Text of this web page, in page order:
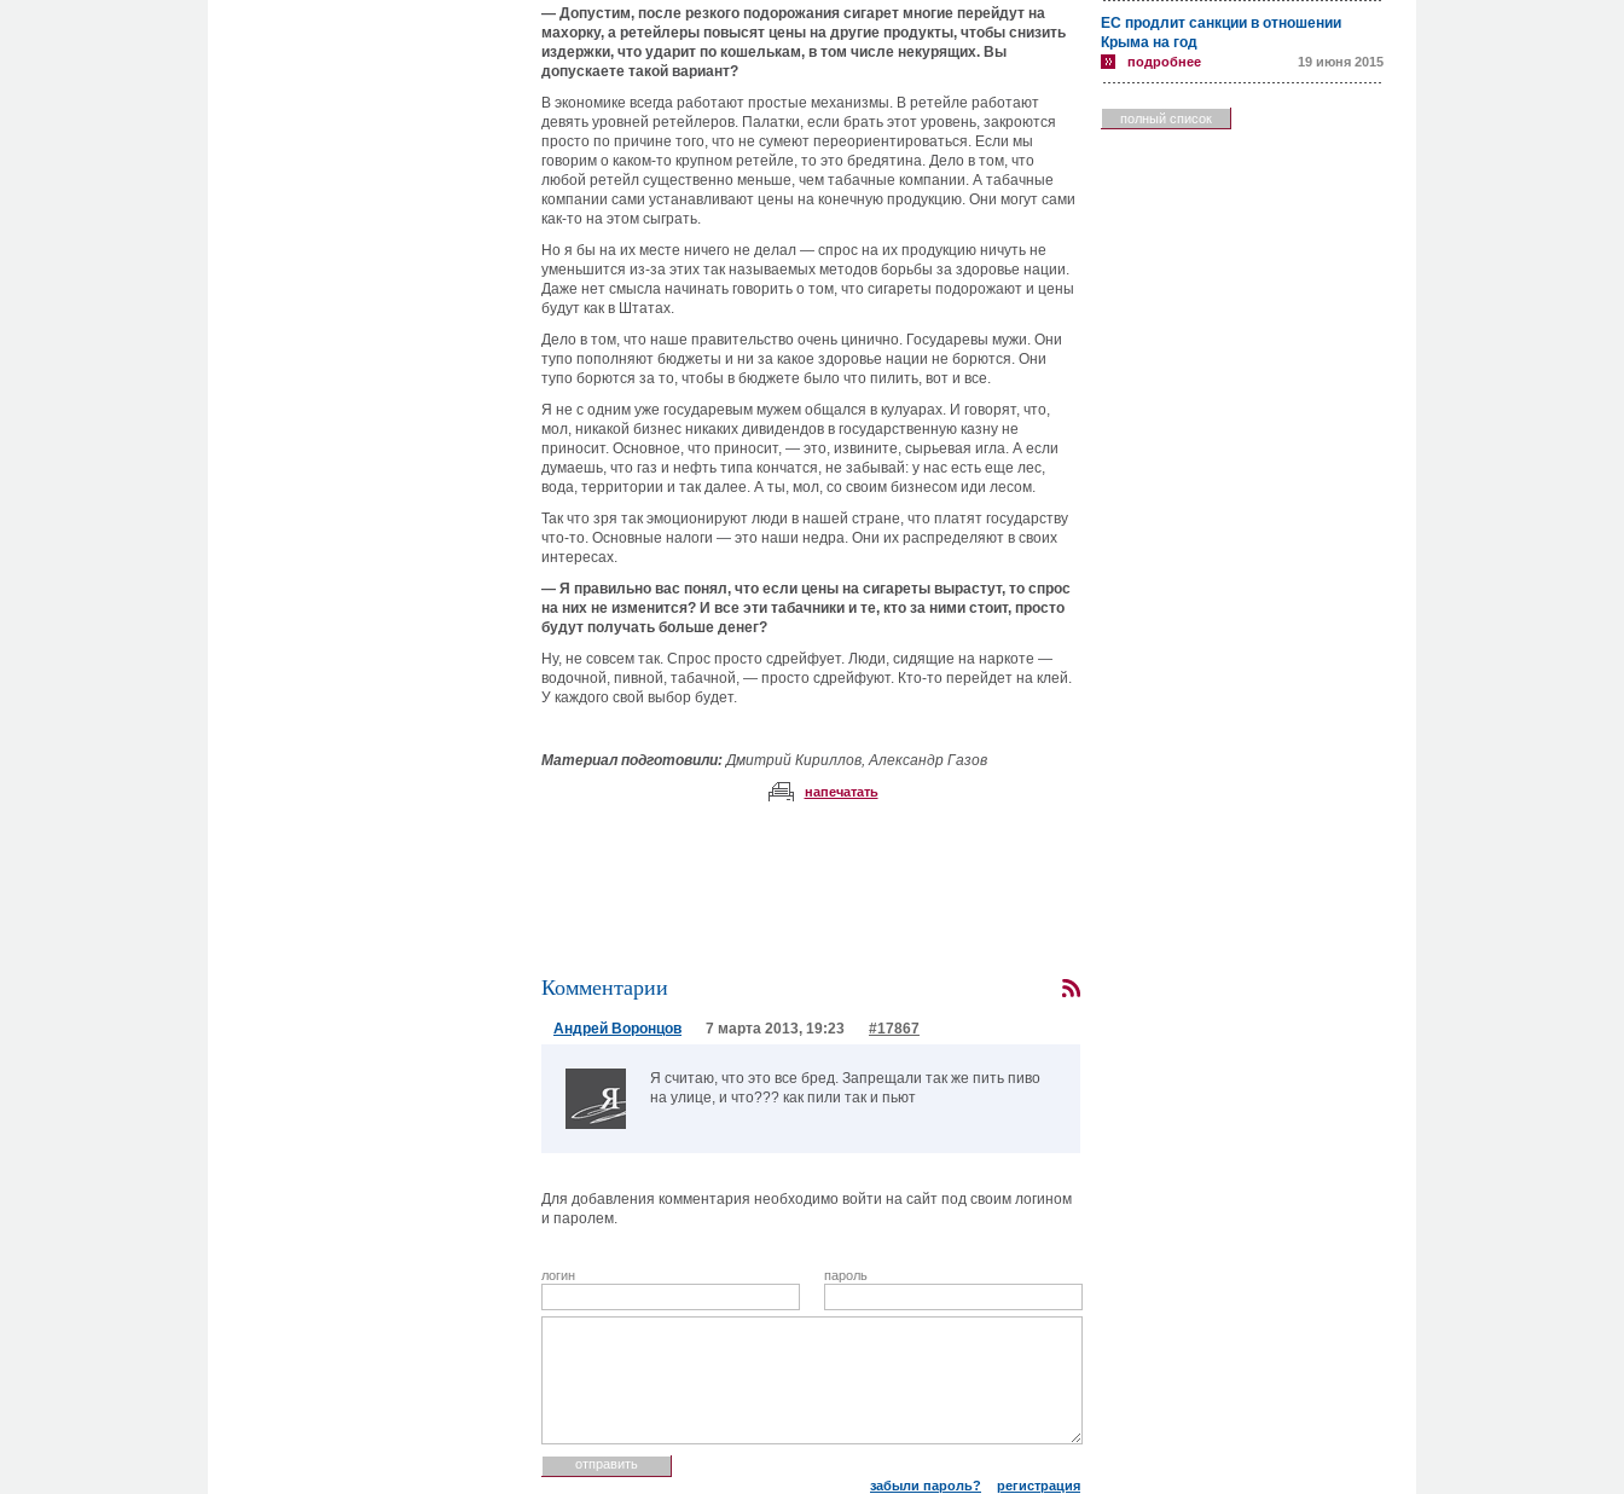
— Допустим, после резкого подорожания сигарет многие перейдут на
махорку, а ретейлеры повысят цены на другие продукты, чтобы снизить
издержки, что ударит по кошелькам, в том числе некурящих. Вы
допускаете такой вариант?
В экономике всегда работают простые механизмы. В ретейле работают
девять уровней ретейлеров. Палатки, если брать этот уровень, закроются
просто по причине того, что не сумеют переориентироваться. Если мы
говорим о каком-то крупном ретейле, то это бредятина. Дело в том, что
любой ретейл существенно меньше, чем табачные компании. А табачные
компании сами устанавливают цены на конечную продукцию. Они могут сами
как-то на этом сыграть.
Но я бы на их месте ничего не делал — спрос на их продукцию ничуть не
уменьшится из-за этих так называемых методов борьбы за здоровье нации.
Даже нет смысла начинать говорить о том, что сигареты подорожают и цены
будут как в Штатах.
Дело в том, что наше правительство очень цинично. Государевы мужи. Они
тупо пополняют бюджеты и ни за какое здоровье нации не борются. Они
тупо борются за то, чтобы в бюджете было что пилить, вот и все.
Я не с одним уже государевым мужем общался в кулуарах. И говорят, что,
мол, никакой бизнес никаких дивидендов в государственную казну не
приносит. Основное, что приносит, — это, извините, сырьевая игла. А если
думаешь, что газ и нефть типа кончатся, не забывай: у нас есть еще лес,
вода, территории и так далее. А ты, мол, со своим бизнесом иди лесом.
Так что зря так эмоционируют люди в нашей стране, что платят государству
что-то. Основные налоги — это наши недра. Они их распределяют в своих
интересах.
— Я правильно вас понял, что если цены на сигареты вырастут, то спрос
на них не изменится? И все эти табачники и те, кто за ними стоит, просто
будут получать больше денег?
Ну, не совсем так. Спрос просто сдрейфует. Люди, сидящие на наркоте —
водочной, пивной, табачной, — просто сдрейфуют. Кто-то перейдет на клей.
У каждого свой выбор будет.
Материал подготовили:Дмитрий Кириллов, Александр Газов
напечатать
Комментарии
Андрей Воронцов 7 марта 2013, 19:23 #17867
Я считаю, что это все бред. Запрещали так же пить пиво
на улице, и что??? как пили так и пьют
Для добавления комментария необходимо войти на сайт под своим логином
и паролем.
логин пароль
забыли пароль? регистрация
ЕС продлит санкции в отношении
Крыма на год
подробнее 19 июня 2015
полный список